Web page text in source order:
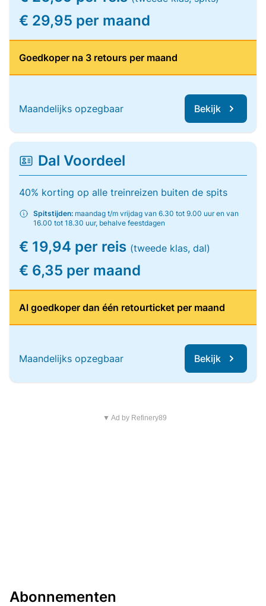
€ 29,95 per maand
Goedkoper na 3 retours per maand
Maandelijks opzegbaar Bekijk
Dal Voordeel
40% korting op alle treinreizen buiten de spits
Spitstijden: maandag t/m vrijdag van 6.30 tot 9.00 uur en van
16.00 tot 18.30 uur, behalve feestdagen
€ 19,94 per reis (tweede klas, dal)
€ 6,35 per maand
Al goedkoper dan één retourticket per maand
Maandelijks opzegbaar Bekijk
▼ Ad by Refinery89
Abonnementen